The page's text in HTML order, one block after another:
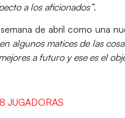
a los aficionados”.
de abril como una
algunos matices de las
a futuro y ese es el
JUGADORAS